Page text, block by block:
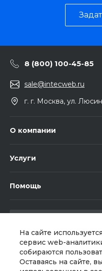
На сайте
сервис web-
собираются
Оставаясь на сайте,
8 (800) 100-45-85
sale@intecweb.ru
г. г. Москва, ул.
О компании
Услуги
Помощь
Мы в